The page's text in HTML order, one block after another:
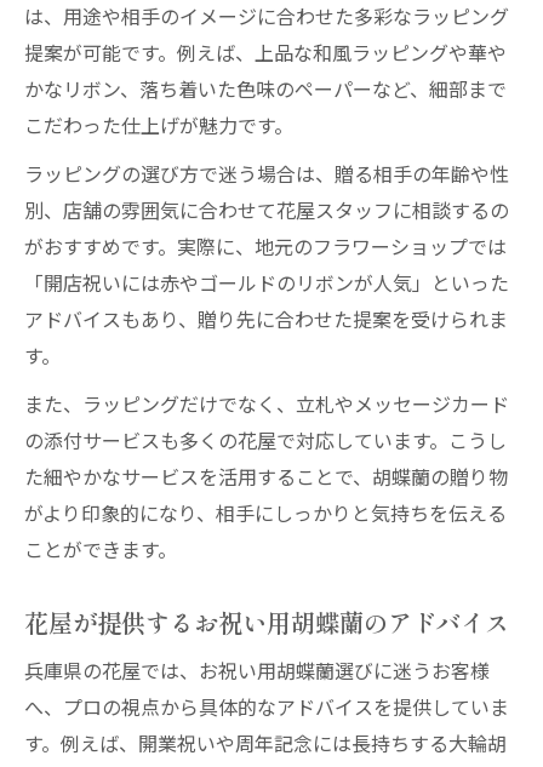
は、用途や相手のイメージに合わせた多彩なラッピング
提案が可能です。例えば、上品な和風ラッピングや華や
かなリボン、落ち着いた色味のペーパーなど、細部まで
こだわった仕上げが魅力です。
ラッピングの選び方で迷う場合は、贈る相手の年齢や性
別、店舗の雰囲気に合わせて花屋スタッフに相談するの
がおすすめです。実際に、地元のフラワーショップでは
「開店祝いには赤やゴールドのリボンが人気」といった
アドバイスもあり、贈り先に合わせた提案を受けられま
す。
また、ラッピングだけでなく、立札やメッセージカード
の添付サービスも多くの花屋で対応しています。こうし
た細やかなサービスを活用することで、胡蝶蘭の贈り物
がより印象的になり、相手にしっかりと気持ちを伝える
ことができます。
花屋が提供するお祝い用胡蝶蘭のアドバイス
兵庫県の花屋では、お祝い用胡蝶蘭選びに迷うお客様
へ、プロの視点から具体的なアドバイスを提供していま
す。例えば、開業祝いや周年記念には長持ちする大輪胡